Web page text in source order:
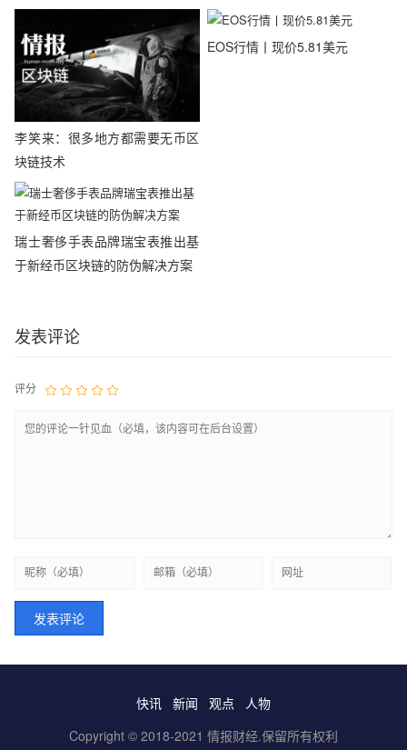
李笑来：很多地方都需要无币区
块链技术
EOS行情丨现价5.81美元
瑞士奢侈手表品牌瑞宝表推出基
于新经币区块链的防伪解决方案
发表评论
评分
快讯 新闻 观点
人物
Copyright © 2018-2021 情报财经.保留所有权利